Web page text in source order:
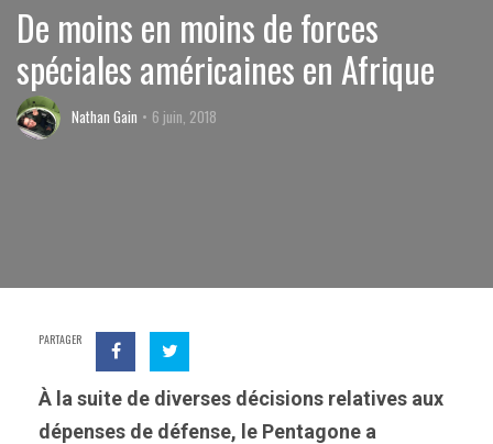
De moins en moins de forces
spéciales américaines en Afrique
Nathan Gain 6 juin, 2018
PARTAGER
À la suite de diverses décisions relatives aux
dépenses de défense, le Pentagone a